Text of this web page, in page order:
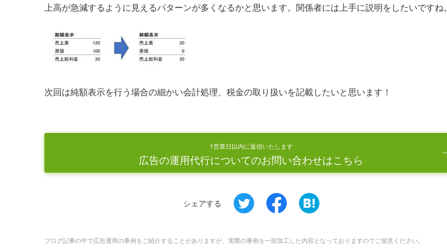
上高が急減するように見えるパターンが多くなるかと思います。関係者には上手に説明をしたいですね。
次回は純額表示を行う場合の細かい会計処理、税金の取り扱いを記載したいと思います！
1営業日以内に返信いたします
広告の運用代行についてのお問い合わせはこちら
シェアする
ブログ記事の中で広告運用の事例をご紹介することがありますが、実際の事例を一部加工した内容となっておりますのでご留意ください。